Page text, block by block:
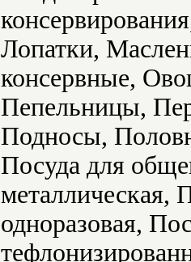
Лопатки,
консервные,
Пепельницы,
Подносы,
Посуда для
металлическая,
одноразовая,